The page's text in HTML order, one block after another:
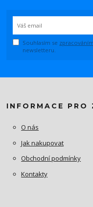
Souhlasím se
newsletteru.
INFORMACE PRO
O nás
Jak nakupovat
Obchodní podmínky
Kontakty